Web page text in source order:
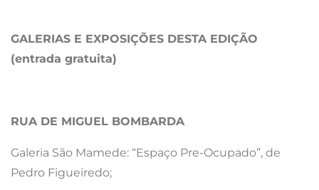
GALERIAS E EXPOSIÇÕES DESTA EDIÇÃO
(entrada gratuita)
RUA DE MIGUEL BOMBARDA
Galeria São Mamede: “Espaço Pre-Ocupado”, de
Pedro Figueiredo;